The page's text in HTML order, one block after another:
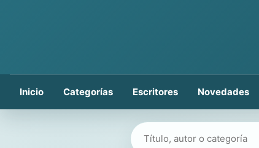
Inicio Categorías Escritores Novedades
Buscar libros